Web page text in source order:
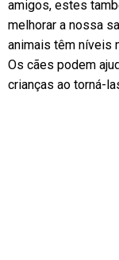
amigos, estes
melhorar a nossa
animais têm níveis
Os cães podem
crianças ao torná-